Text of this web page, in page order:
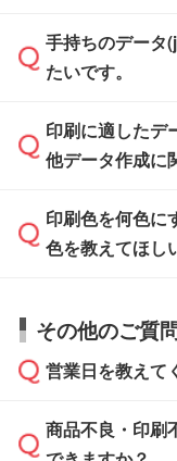
せいただけれ
タを1点作成い
積・ご注文フ
ください。
ご入稿後は経
がないかチェ
刷に進みます
一部商品は入
ます。各商品
入稿用のテン
Illustratorや
方」をご確認
手持ちのデータ
たいです。
印刷に適した
タッフが事前
ムへ添付いた
でお送りくだ
い合わせくださ
なお、印刷用
印刷に適したデ
他データ作成に
データ作成で
サポートいた
から添付してお
・解像度の低
しい
解像度の低い
印刷色を何色に
色を教えてほし
お見積・ご注文
相談いただき
ご希望や商品
本体色がブラ
白色か淡い色
その他のご質
営業日を教えて
営業日は平日
商品不良・印刷